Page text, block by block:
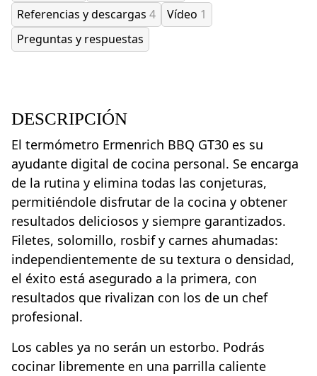
Referencias y descargas 4 Vídeo 1
Preguntas y respuestas
DESCRIPCIÓN
El termómetro Ermenrich BBQ GT30 es su
ayudante digital de cocina personal. Se encarga
de la rutina y elimina todas las conjeturas,
permitiéndole disfrutar de la cocina y obtener
resultados deliciosos y siempre garantizados.
Filetes, solomillo, rosbif y carnes ahumadas:
independientemente de su textura o densidad,
el éxito está asegurado a la primera, con
resultados que rivalizan con los de un chef
profesional.
Los cables ya no serán un estorbo. Podrás
cocinar libremente en una parrilla caliente